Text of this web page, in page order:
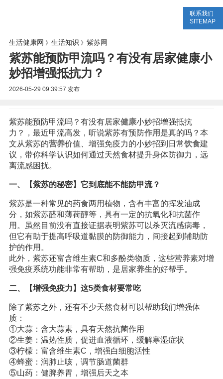
联系我们
SITEMAP
生活健康网 》 生活知识 》 紫苏网
紫苏能预防甲流吗？有没有居家健康小
妙招增强抵抗力？
2026-05-29 09:39:57 发布
紫苏能预防甲流吗？有没有居家健康小妙招增强抵抗
力？，最近甲流高发，听说紫苏有预防作用 是真的吗？本
文从紫苏的营养价值、增强免疫力的小妙招到日常饮食建
议，带你科学认识如何通过天然食材提升身体防御力，远
离流感困扰。
一、【紫苏的秘密】它到底能不能防甲流？
紫苏是一种常见的药食两用植物，含有丰富的挥发油成
分，如紫苏醛和薄荷醇等，具有一定的抗氧化和抗菌作
用。虽然目前没有直接证据表明紫苏可以杀灭流感病毒，
但它有助于提高呼吸道黏膜的防御能力，间接起到辅助防
护的作用。
此外，紫苏还富含维生素C和多酚类物质，这些营养素对增
强免疫系统功能非常有帮助，是居家养生的好帮手。
二、【增强免疫力】这5类食材要常吃
除了紫苏之外，还有不少天然食材可以帮助我们增强体
质：
①大蒜：含大蒜素，具有天然抗菌作用
②生姜：温热性质，促进血液循环，缓解寒湿症状
③柠檬：富含维生素C，增强白细胞活性
④蜂蜜：润肺止咳，调节肠道菌群
⑤山药：健脾养胃，增强后天之本